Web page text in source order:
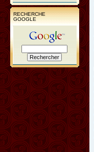
RECHERCHE
GOOGLE